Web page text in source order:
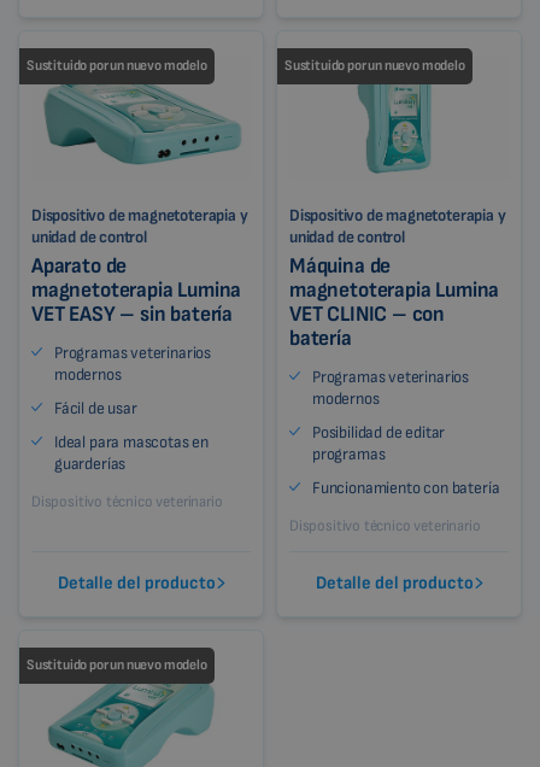
Sustituido por un nuevo modelo
Dispositivo de magnetoterapia y
unidad de control
Aparato de
magnetoterapia Lumina
VET EASY – sin batería
Programas veterinarios
modernos
Fácil de usar
Ideal para mascotas en
guarderías
Dispositivo técnico veterinario
Detalle del producto
Sustituido por un nuevo modelo
Dispositivo de magnetoterapia y
unidad de control
Máquina de
magnetoterapia Lumina
VET CLINIC – con
batería
Programas veterinarios
modernos
Posibilidad de editar
programas
Funcionamiento con batería
Dispositivo técnico veterinario
Detalle del producto
Sustituido por un nuevo modelo